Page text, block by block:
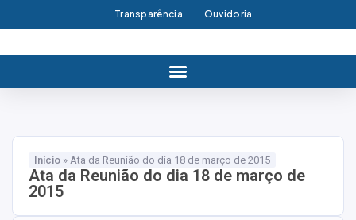
Transparência Ouvidoria
Início » Ata da Reunião do dia 18 de março de 2015
Ata da Reunião do dia 18 de março de
2015